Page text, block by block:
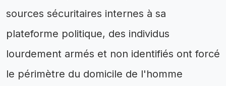
sources sécuritaires internes à sa
plateforme politique, des individus
lourdement armés et non identifiés ont forcé
le périmètre du domicile de l'homme